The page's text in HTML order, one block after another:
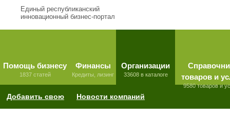
Единый республиканский
инновационный бизнес-портал
Помощь бизнесу
1837 статей
Финансы
Кредиты, лизинг
Организации
33608 в каталоге
товаров и
9580 товаров и
Добавить свою Новости компаний